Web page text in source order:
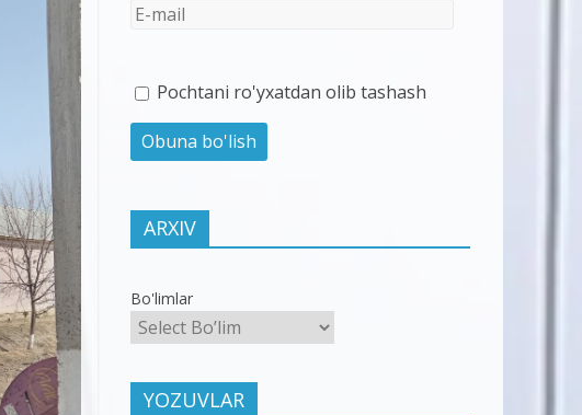
Pochtani ro'yxatdan olib tashash
ARXIV
Bo'limlar
YOZUVLAR